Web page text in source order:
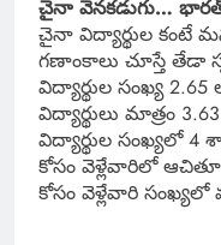
చైనా వెనకడుగు…
చైనా విద్యార్థుల కంటే
గణాంకాలు చూస్తే తేడా
విద్యార్థుల సంఖ్య
విద్యార్థులు మాత్రం
విద్యార్థుల సంఖ్యలో 4
కోసం వెళ్లేవారిలో
కోసం వెళ్లేవారి సంఖ్యలో